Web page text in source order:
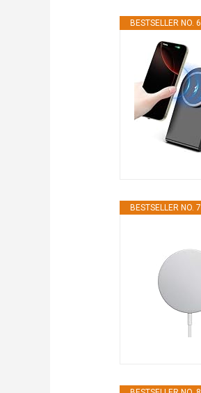
BESTSELLER NO. 6
BESTSELLER NO. 7